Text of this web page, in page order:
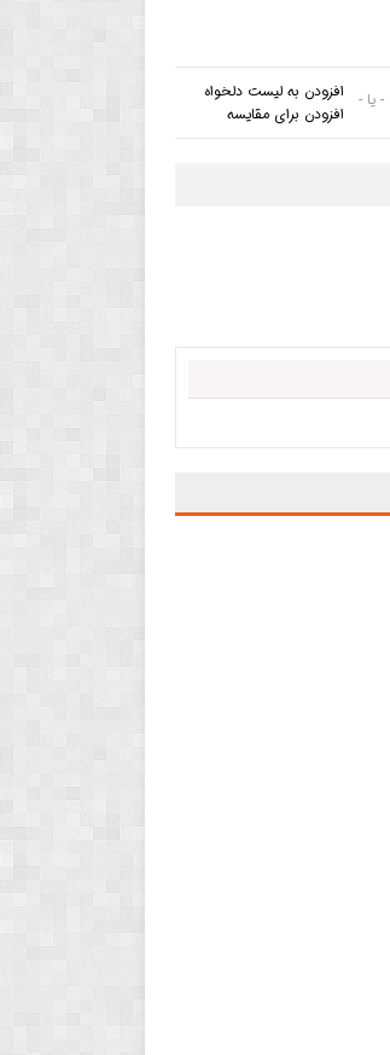
- یا - افزودن به لیست دلخواه
افزودن برای مقایسه